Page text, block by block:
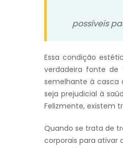
possíveis
Essa condição
verdadeira fonte de
semelhante à casca
seja prejudicial à
Felizmente, existem
Quando se trata de
corporais para ativar